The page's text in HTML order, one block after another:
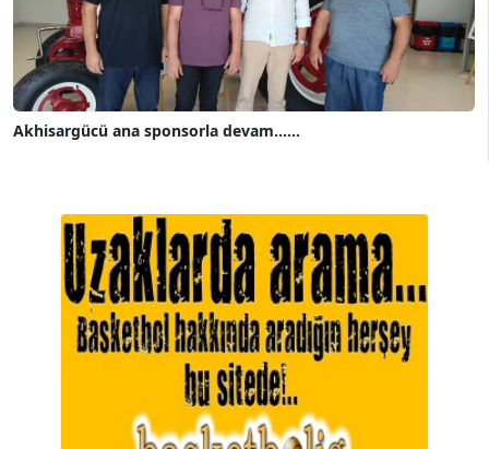
Akhisargücü ana sponsorla devam......
A. BAHRİ VRESKALA
Köşe Yazarı